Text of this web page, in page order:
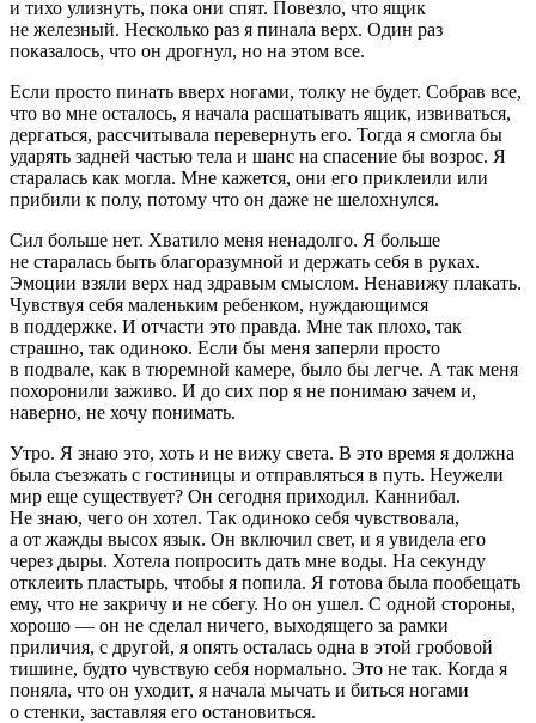
и тихо улизнуть, пока они спят. Повезло, что ящик
не железный. Несколько раз я пинала верх. Один раз
показалось, что он дрогнул, но на этом все.
Если просто пинать вверх ногами, толку не будет. Собрав все,
что во мне осталось, я начала расшатывать ящик, извиваться,
дергаться, рассчитывала перевернуть его. Тогда я смогла бы
ударять задней частью тела и шанс на спасение бы возрос. Я
старалась как могла. Мне кажется, они его приклеили или
прибили к полу, потому что он даже не шелохнулся.
Сил больше нет. Хватило меня ненадолго. Я больше
не старалась быть благоразумной и держать себя в руках.
Эмоции взяли верх над здравым смыслом. Ненавижу плакать.
Чувствуя себя маленьким ребенком, нуждающимся
в поддержке. И отчасти это правда. Мне так плохо, так
страшно, так одиноко. Если бы меня заперли просто
в подвале, как в тюремной камере, было бы легче. А так меня
похоронили заживо. И до сих пор я не понимаю зачем и,
наверно, не хочу понимать.
Утро. Я знаю это, хоть и не вижу света. В это время я должна
была съезжать с гостиницы и отправляться в путь. Неужели
мир еще существует? Он сегодня приходил. Каннибал.
Не знаю, чего он хотел. Так одиноко себя чувствовала,
а от жажды высох язык. Он включил свет, и я увидела его
через дыры. Хотела попросить дать мне воды. На секунду
отклеить пластырь, чтобы я попила. Я готова была пообещать
ему, что не закричу и не сбегу. Но он ушел. С одной стороны,
хорошо — он не сделал ничего, выходящего за рамки
приличия, с другой, я опять осталась одна в этой гробовой
тишине, будто чувствую себя нормально. Это не так. Когда я
поняла, что он уходит, я начала мычать и биться ногами
о стенки, заставляя его остановиться.